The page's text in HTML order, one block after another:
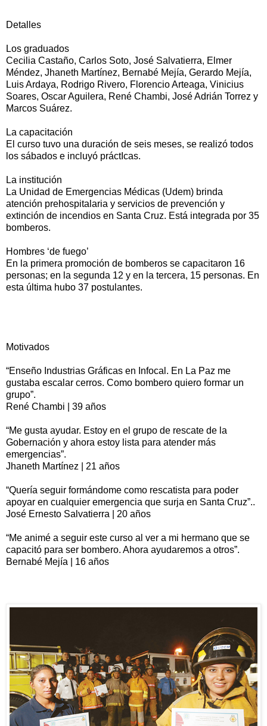
Detalles
Los graduados
Cecilia Castaño, Carlos Soto, José Salvatierra, Elmer
Méndez, Jhaneth Martínez, Bernabé Mejía, Gerardo Mejía,
Luis Ardaya, Rodrigo Rivero, Florencio Arteaga, Vinicius
Soares, Oscar Aguilera, René Chambi, José Adrián Torrez y
Marcos Suárez.
La capacitación
El curso tuvo una duración de seis meses, se realizó todos
los sábados e incluyó práctIcas.
La institución
La Unidad de Emergencias Médicas (Udem) brinda
atención prehospitalaria y servicios de prevención y
extinción de incendios en Santa Cruz. Está integrada por 35
bomberos.
Hombres ‘de fuego’
En la primera promoción de bomberos se capacitaron 16
personas; en la segunda 12 y en la tercera, 15 personas. En
esta última hubo 37 postulantes.
Motivados
“Enseño Industrias Gráficas en Infocal. En La Paz me
gustaba escalar cerros. Como bombero quiero formar un
grupo”.
René Chambi | 39 años
“Me gusta ayudar. Estoy en el grupo de rescate de la
Gobernación y ahora estoy lista para atender más
emergencias”.
Jhaneth Martínez | 21 años
“Quería seguir formándome como rescatista para poder
apoyar en cualquier emergencia que surja en Santa Cruz”..
José Ernesto Salvatierra | 20 años
“Me animé a seguir este curso al ver a mi hermano que se
capacitó para ser bombero. Ahora ayudaremos a otros”.
Bernabé Mejía | 16 años